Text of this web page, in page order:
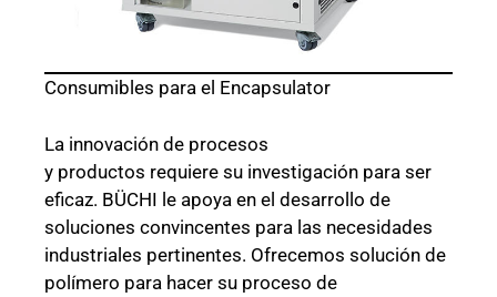
Consumibles para el Encapsulator
La innovación de procesos
y productos requiere su investigación para ser
eficaz. BÜCHI le apoya en el desarrollo de
soluciones convincentes para las necesidades
industriales pertinentes. Ofrecemos solución de
polímero para hacer su proceso de